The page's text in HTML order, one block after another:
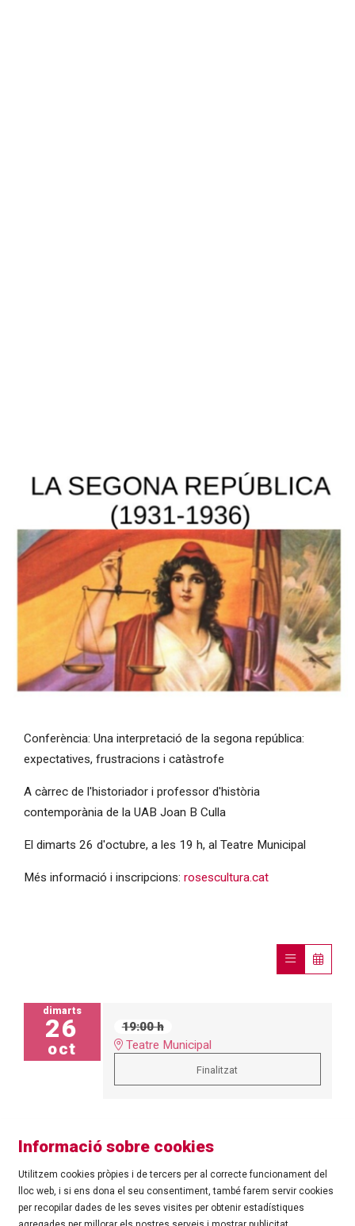
Conferència: Una interpretació de la segona república:
expectatives, frustracions i catàstrofe
A càrrec de l'historiador i professor d'història
contemporània de la UAB Joan B Culla
El dimarts 26 d'octubre, a les 19 h, al Teatre Municipal
Més informació i inscripcions: rosescultura.cat
dimarts
26
oct
19:00 h
Teatre Municipal
Finalitzat
Informació sobre cookies
Utilitzem cookies pròpies i de tercers per al correcte funcionament del
lloc web, i si ens dona el seu consentiment, també farem servir cookies
per recopilar dades de les seves visites per obtenir estadístiques